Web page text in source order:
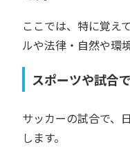
ここでは、特に覚え
ルや法律・自然や環
スポーツや試合
サッカーの試合で、
します。